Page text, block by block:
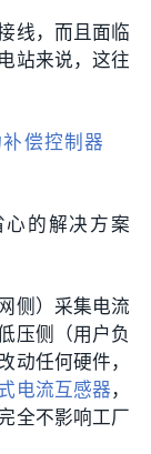
线，而且面临
站来说，这往
偿控制器
的解决方案
侧）采集电流
压侧（用户负
动任何硬件，
电流互感器 ，
全不影响工厂